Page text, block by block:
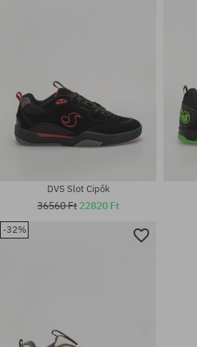
Elérhető méretek:
36; 37; 38; 38.5; 40; 40.5; 41;
DVS Slot Cipők
36560 Ft 22820 Ft
-32%